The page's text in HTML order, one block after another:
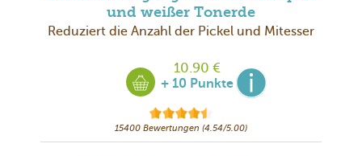
und weißer Tonerde
Reduziert die Anzahl der Pickel und Mitesser
10.90 €
+ 10 Punkte
15400 Bewertungen (4.54/5.00)